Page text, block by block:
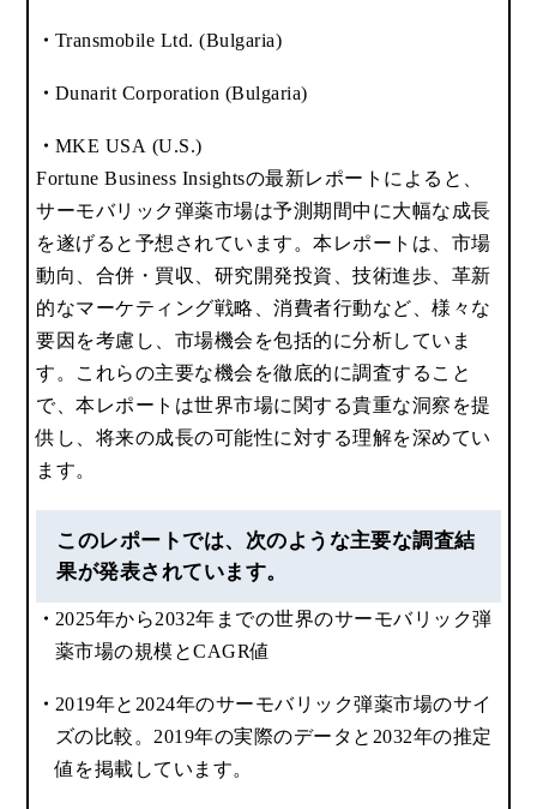
Transmobile Ltd. (Bulgaria)
Dunarit Corporation (Bulgaria)
MKE USA (U.S.)
Fortune Business Insightsの最新レポートによると、
サーモバリック弾薬市場は予測期間中に大幅な成長
を遂げると予想されています。本レポートは、市場
動向、合併・買収、研究開発投資、技術進歩、革新
的なマーケティング戦略、消費者行動など、様々な
要因を考慮し、市場機会を包括的に分析していま
す。これらの主要な機会を徹底的に調査すること
で、本レポートは世界市場に関する貴重な洞察を提
供し、将来の成長の可能性に対する理解を深めてい
ます。
このレポートでは、次のような主要な調査結
果が発表されています。
2025年から2032年までの世界のサーモバリック弾
薬市場の規模とCAGR値
2019年と2024年のサーモバリック弾薬市場のサイ
ズの比較。2019年の実際のデータと2032年の推定
値を掲載しています。